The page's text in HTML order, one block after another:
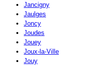
Jancigny
Jaulges
Joncy
Joudes
Jouey
Joux-la-Ville
Jouy